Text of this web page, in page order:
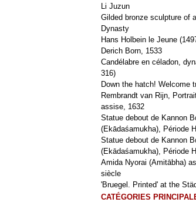
Li Juzun
Gilded bronze sculpture of
Dynasty
Hans Holbein le Jeune
Derich Born, 1533
Candélabre en céladon,
316)
Down the hatch! Welcome
Rembrandt van Rijn,
assise, 1632
Statue debout de Kannon
(Ekādaśamukha), Période
Statue debout de Kannon
(Ekādaśamukha), Période
Amida Nyorai (Amitābha)
siècle
'Bruegel. Printed' at the
CATÉGORIES